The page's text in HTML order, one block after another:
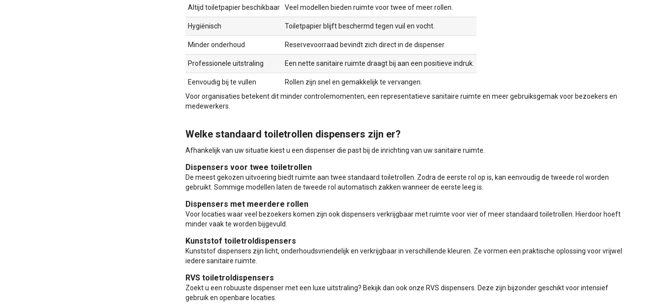
Altijd toiletpapier beschikbaar Veel modellen bieden ruimte voor twee of meer rollen.
Hygiënisch Toiletpapier blijft beschermd tegen vuil en vocht.
Minder onderhoud Reservevoorraad bevindt zich direct in de dispenser.
Professionele uitstraling Een nette sanitaire ruimte draagt bij aan een positieve indruk.
Eenvoudig bij te vullen
Rollen zijn snel en gemakkelijk te vervangen.
Voor organisaties betekent dit minder controlemomenten, een representatieve sanitaire ruimte en meer gebruiksgemak voor bezoekers en
medewerkers.
Welke standaard toiletrollen dispensers zijn er?
Afhankelijk van uw situatie kiest u een dispenser die past bij de inrichting van uw sanitaire ruimte.
Dispensers voor twee toiletrollen
De meest gekozen uitvoering biedt ruimte aan twee standaard toiletrollen. Zodra de eerste rol op is, kan eenvoudig de tweede rol worden
gebruikt. Sommige modellen laten de tweede rol automatisch zakken wanneer de eerste leeg is.
Dispensers met meerdere rollen
Voor locaties waar veel bezoekers komen zijn ook dispensers verkrijgbaar met ruimte voor vier of meer standaard toiletrollen. Hierdoor hoeft
minder vaak te worden bijgevuld.
Kunststof toiletroldispensers
Kunststof dispensers zijn licht, onderhoudsvriendelijk en verkrijgbaar in verschillende kleuren. Ze vormen een praktische oplossing voor vrijwel
iedere sanitaire ruimte.
RVS toiletroldispensers
Zoekt u een robuuste dispenser met een luxe uitstraling? Bekijk dan ook onze RVS dispensers. Deze zijn bijzonder geschikt voor intensief
gebruik en openbare locaties.